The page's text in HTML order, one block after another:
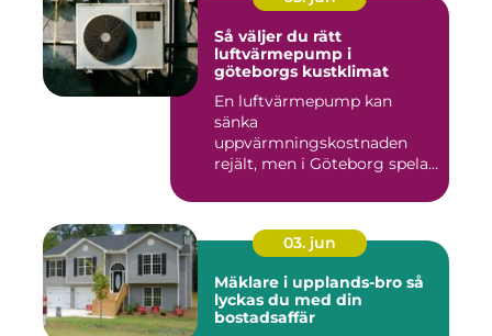
Så väljer du rätt
luftvärmepump i
göteborgs kustklimat
En luftvärmepump kan
sänka
uppvärmningskostnaden
rejält, men i Göteborg spelar
03. jun
Mäklare i upplands-bro så
lyckas du med din
bostadsaffär